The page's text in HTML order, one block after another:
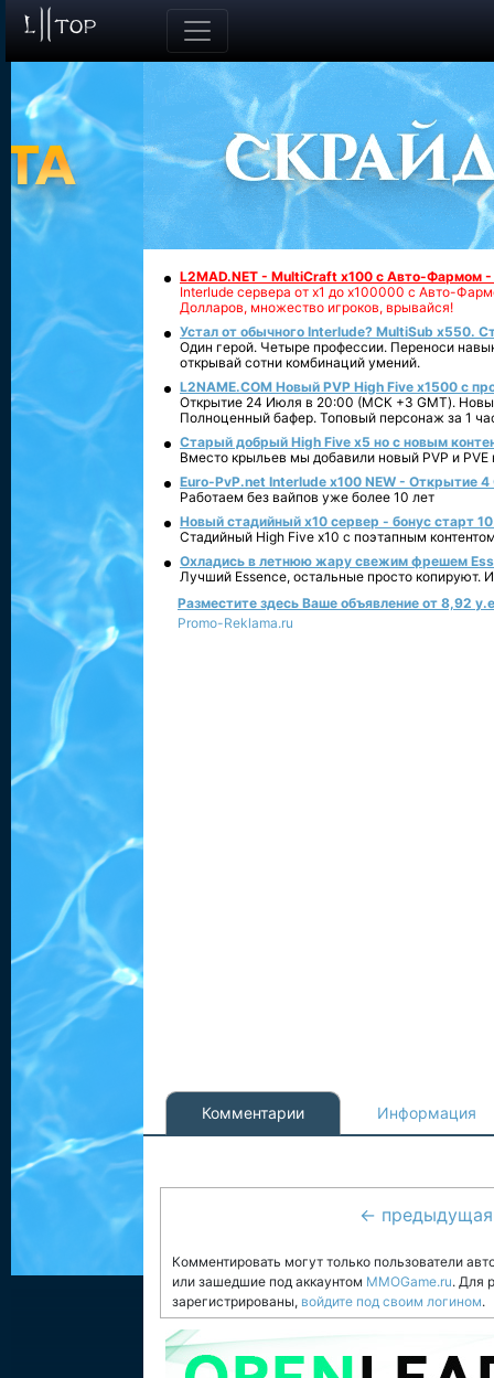
L2MAD.NET - MultiCraft x100 с Авто-Фармом
Interlude сервера от х1 до х100000 с Авто-
Долларов, множество игроков, врывайся!
Устал от обычного Interlude? MultiSub x550.
Один герой. Четыре профессии. Переноси
открывай сотни комбинаций умений.
L2NAME.COM Новый PVP High Five x1500 с
Открытие 24 Июля в 20:00 (МСК +3 GMT).
Полноценный бафер. Топовый персонаж за 1
Старый добрый High Five x5 но с новым
Вместо крыльев мы добавили новый PVP и PVE
Euro-PvP.net Interlude х100 NEW - Открытие 4
Работаем без вайпов уже более 10 лет
Новый стадийный х10 сервер - бонус старт
Стадийный High Five x10 с поэтапным
Охладись в летнюю жару свежим фрешем
Лучший Essence, остальные просто копируют.
Разместите здесь Ваше объявление от 8,92
Promo-Reklama.ru
Комментарии Информация
← предыдущая
Комментировать могут только пользователи
или зашедшие под аккаунтом MMOGame.ru. Для
зарегистрированы, войдите под своим логином.